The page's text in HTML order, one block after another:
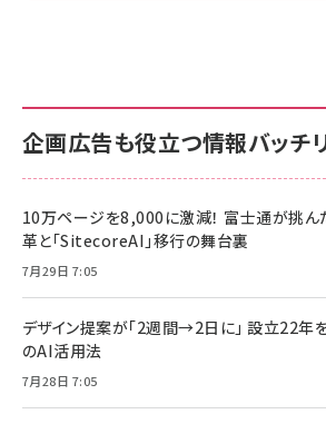
企画広告も役立つ情報バッチリ
10万ページを8,000に激減！ 富士通が挑ん
革と「SitecoreAI」移行の舞台裏
7月29日 7:05
デザイン提案が「2週間→2日に」 設立22年
のAI活用法
7月28日 7:05